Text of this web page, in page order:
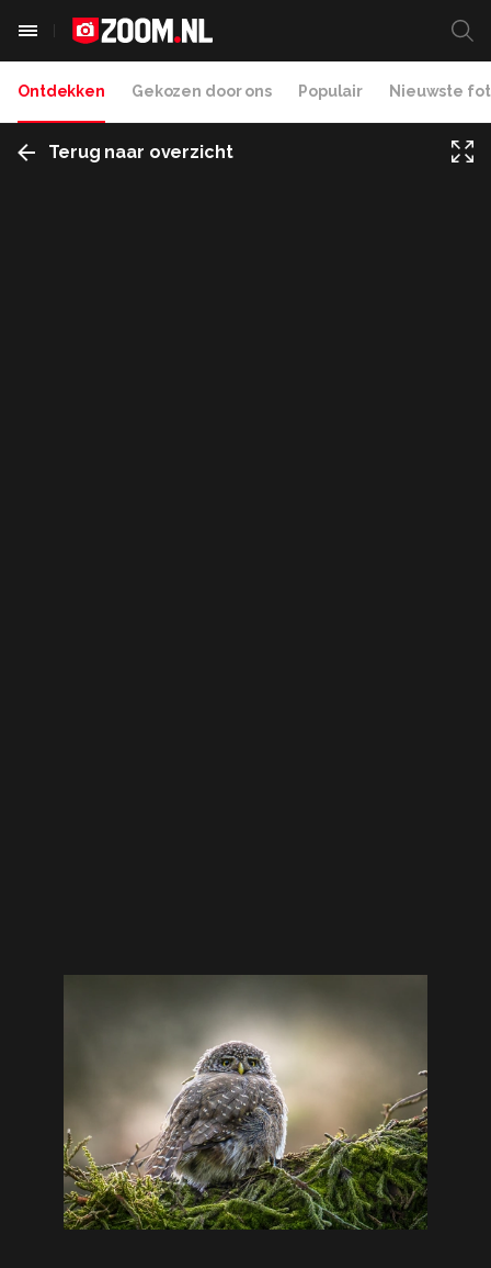
Ontdekken Gekozen door ons Populair Nieuwste
Terug naar overzicht